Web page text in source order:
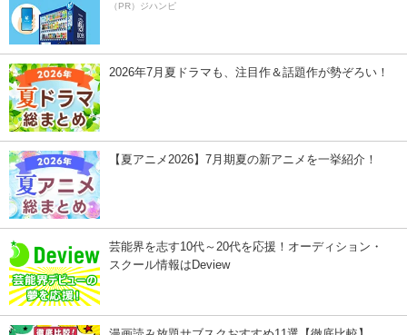
（PR）ジハンピ
2026年7月夏ドラマも、注目作＆話題作が勢ぞろい！
【夏アニメ2026】7月期夏の新アニメを一挙紹介！
芸能界を志す10代～20代を応援！オーディション・
スクール情報はDeview